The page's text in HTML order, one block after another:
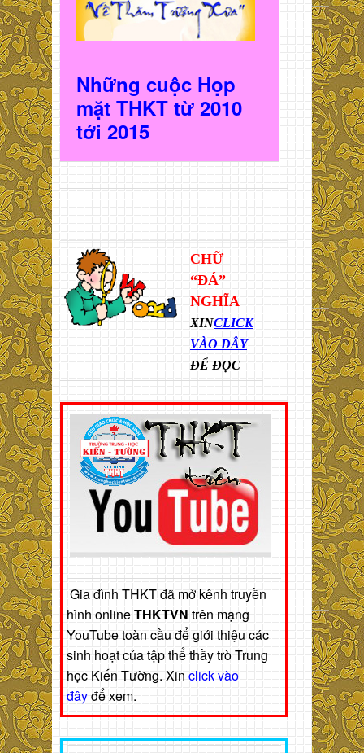
Những cuộc Họp
mặt THKT từ 2010
tới 2015
CHỮ
“ĐÁ”
NGHĨA
XINCLICK
VÀO ĐÂY
ĐỂ ĐỌC
Gia đình THKT đã mở kênh truyền
hình onlineTHKTVN trên mạng
YouTube toàn cầu để giới thiệu các
sinh hoạt của tập thể thầy trò Trung
học Kiến Tường. Xin click vào
đâyđể xem.